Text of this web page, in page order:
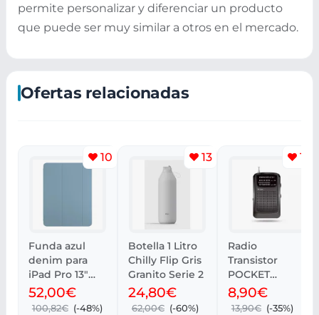
permite personalizar y diferenciar un producto
que puede ser muy similar a otros en el mercado.
Ofertas relacionadas
10
Funda azul
denim para
iPad Pro 13"
M4, Apple
Smart Folio
52,00€
100,82€ (-48%)
13
Botella 1 Litro
Chilly Flip Gris
Granito Serie 2
24,80€
62,00€ (-60%)
10
Radio
Transistor
POCKET
Energy Sistem
| Recogida
8,90€
13,90€ (-35%)